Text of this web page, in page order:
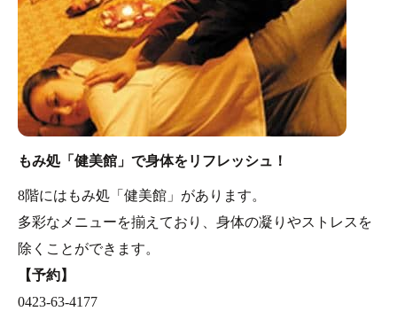
もみ処「健美館」で身体をリフレッシュ！
8階にはもみ処「健美館」があります。
多彩なメニューを揃えており、身体の凝りやストレスを
除くことができます。
【予約】
0423-63-4177